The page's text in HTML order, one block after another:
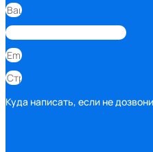
Куда написать, если не